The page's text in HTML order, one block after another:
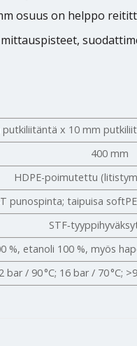
osuus on helppo
putkiliitäntä x 10 mm
400 mm
HDPE-poimutettu
punospinta; taipuisa
%, etanoli 100 %, myös
bar / 90 °C; 16 bar / 70 °C;